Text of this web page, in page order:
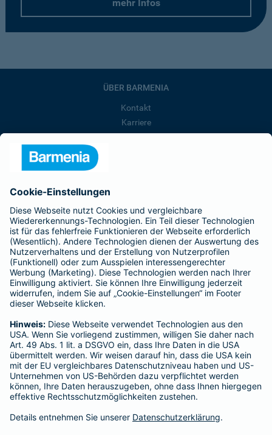
mehr Infos
ÜBER BARMENIA
Kontakt
Karriere
Barmenia ist Teil der BarmeniaGothaer
BELIEBTE SEITEN
Kranken-Zusatzversicherung
Tierversicherungen
Haftpflichtversicherung
Hausratversicherung
Adresse ändern
Schaden melden
Kilometerstandsmeldung
Serviceübersicht